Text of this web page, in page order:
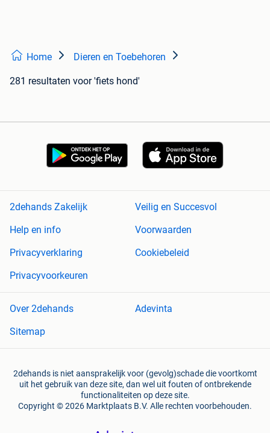
Home Dieren en Toebehoren
281 resultaten voor 'fiets hond'
2dehands Zakelijk
Veilig en Succesvol
Help en info
Voorwaarden
Privacyverklaring
Cookiebeleid
Privacyvoorkeuren
Over 2dehands
Adevinta
Sitemap
2dehands is niet aansprakelijk voor (gevolg)schade die voortkomt
uit het gebruik van deze site, dan wel uit fouten of ontbrekende
functionaliteiten op deze site.
Copyright © 2026 Marktplaats B.V. Alle rechten voorbehouden.